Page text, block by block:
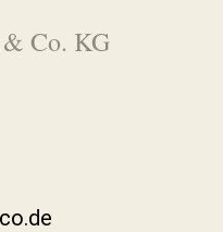
Co. KG